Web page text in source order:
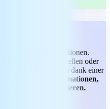
Präsentationen.
eine Idee vorstellen oder
schnell beginnen dank einer
wie
Animationen,
Designeditor optimieren.